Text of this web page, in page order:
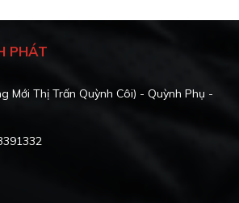
PHÁT
Mới Thị Trấn Quỳnh Côi) - Quỳnh Phụ -